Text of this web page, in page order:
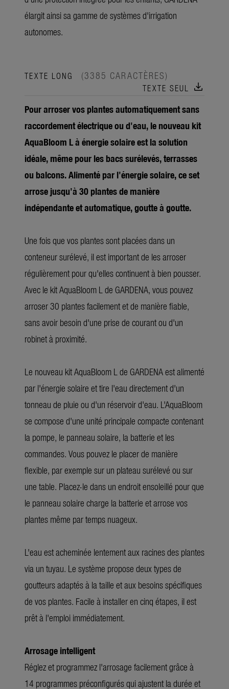
élargit ainsi sa gamme de systèmes d'irrigation
autonomes.
TEXTE LONG (3385 CARACTÈRES)
TEXTE SEUL download
Pour arroser vos plantes automatiquement sans
raccordement électrique ou d'eau, le nouveau kit
AquaBloom L à énergie solaire est la solution
idéale, même pour les bacs surélevés, terrasses
ou balcons. Alimenté par l'énergie solaire, ce set
arrose jusqu'à 30 plantes de manière
indépendante et automatique, goutte à goutte.
Une fois que vos plantes sont placées dans un
conteneur surélevé, il est important de les arroser
régulièrement pour qu'elles continuent à bien pousser.
Avec le kit AquaBloom L de GARDENA, vous pouvez
arroser 30 plantes facilement et de manière fiable,
sans avoir besoin d'une prise de courant ou d'un
robinet à proximité.
Le nouveau kit AquaBloom L de GARDENA est alimenté
par l'énergie solaire et tire l'eau directement d'un
tonneau de pluie ou d'un réservoir d'eau. L'AquaBloom
se compose d'une unité principale compacte contenant
la pompe, le panneau solaire, la batterie et les
commandes. Vous pouvez le placer de manière
flexible, par exemple sur un plateau surélevé ou sur
une table. Placez-le dans un endroit ensoleillé pour que
le panneau solaire charge la batterie et arrose vos
plantes même par temps nuageux.
L'eau est acheminée lentement aux racines des plantes
via un tuyau. Le système propose deux types de
goutteurs adaptés à la taille et aux besoins spécifiques
de vos plantes. Facile à installer en cinq étapes, il est
prêt à l'emploi immédiatement.
Arrosage intelligent
Réglez et programmez l'arrosage facilement grâce à
14 programmes préconfigurés qui ajustent la durée et